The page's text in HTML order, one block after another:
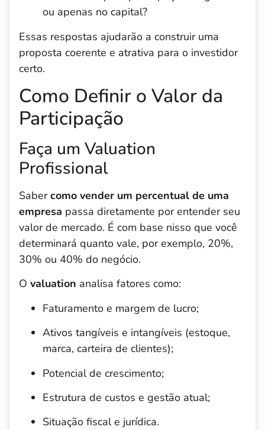
ou apenas no capital?
Essas respostas ajudarão a construir uma
proposta coerente e atrativa para o investidor
certo.
Como Definir o Valor da
Participação
Faça um Valuation
Profissional
Sabercomo vender um percentual de uma
empresa passa diretamente por entender seu
valor de mercado. É com base nisso que você
determinará quanto vale, por exemplo, 20%,
30% ou 40% do negócio.
O valuation analisa fatores como:
Faturamento e margem de lucro;
Ativos tangíveis e intangíveis (estoque,
marca, carteira de clientes);
Potencial de crescimento;
Estrutura de custos e gestão atual;
Situação fiscal e jurídica.